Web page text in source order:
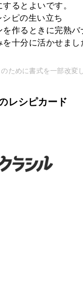
るとよいです。
ピの生い立ち
を作るときに完熟
を十分に活かせま
ために書式を一部改変
レシピカード